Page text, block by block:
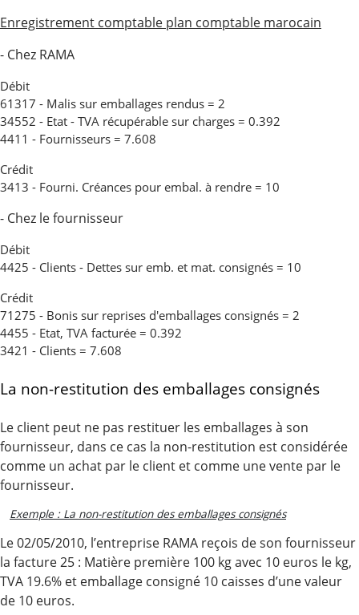
Enregistrement comptable plan comptable marocain
- Chez RAMA
Débit
61317 - Malis sur emballages rendus = 2
34552 - Etat - TVA récupérable sur charges = 0.392
4411 - Fournisseurs = 7.608
Crédit
3413 - Fourni. Créances pour embal. à rendre = 10
- Chez le fournisseur
Débit
4425 - Clients - Dettes sur emb. et mat. consignés = 10
Crédit
71275 - Bonis sur reprises d'emballages consignés = 2
4455 - Etat, TVA facturée = 0.392
3421 - Clients = 7.608
La non-restitution des emballages consignés
Le client peut ne pas restituer les emballages à son
fournisseur, dans ce cas la non-restitution est considérée
comme un achat par le client et comme une vente par le
fournisseur.
Exemple : La non-restitution des emballages consignés
Le 02/05/2010, l’entreprise RAMA reçois de son fournisseur
la facture 25 : Matière première 100 kg avec 10 euros le kg,
TVA 19.6% et emballage consigné 10 caisses d’une valeur
de 10 euros.